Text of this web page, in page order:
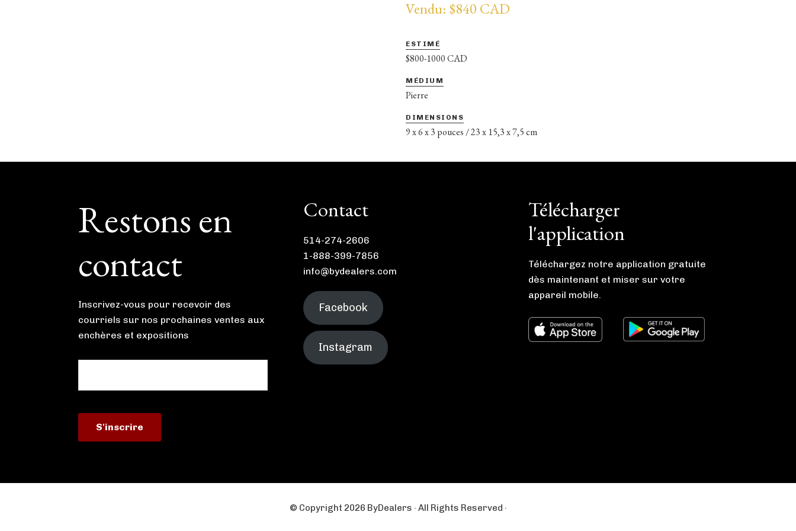
Vendu: $840 CAD
ESTIMÉ
$800-1000 CAD
MÉDIUM
Pierre
DIMENSIONS
9 x 6 x 3 pouces / 23 x 15,3 x 7,5 cm
FooterRestons en
contact
Inscrivez-vous pour recevoir des
courriels sur nos prochaines ventes aux
enchères et expositions
Contact
514-274-2606
1-888-399-7856
info@bydealers.com
Facebook
Instagram
Télécharger
l'application
Téléchargez notre application gratuite
dès maintenant et miser sur votre
appareil mobile.
© Copyright 2026 ByDealers · All Rights Reserved ·